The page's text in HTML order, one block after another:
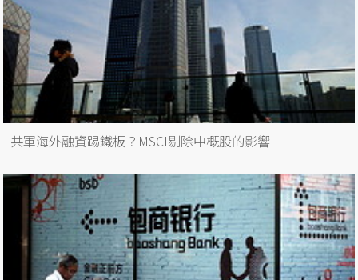
共軍海外融資踢鐵板？MSCI剔除中概股的影響